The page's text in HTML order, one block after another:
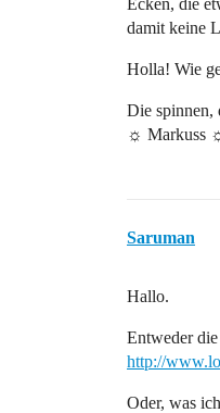
Ecken, die
damit keine
Holla! Wie
Die
☼ Markuss
Saruman
Hallo.
Entweder
http://
Oder, was